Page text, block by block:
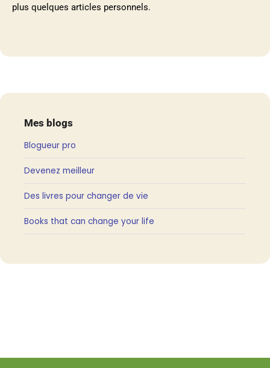
plus quelques articles personnels.
Mes blogs
Blogueur pro
Devenez meilleur
Des livres pour changer de vie
Books that can change your life